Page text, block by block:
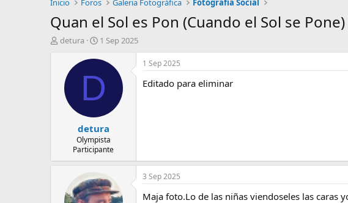
Inicio
Foros Galeria Fotográfica Fotografía Social
Quan el Sol es Pon (Cuando el Sol se
I
l
m
detura
F
c
a
d
i
n
i
c
i
1 Sep 2025
D
detura
Olympista
Participante
1 Sep 2025
Editado para eliminar
3 Sep 2025
Maja foto.Lo de las niñas viendoseles las caras